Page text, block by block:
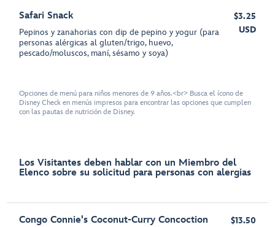
Safari Snack
Pepinos y zanahorias con dip de pepino y yogur (para
personas alérgicas al gluten/trigo, huevo,
pescado/moluscos, maní, sésamo y soya)
$3.25
USD
Opciones de menú para niños menores de 9 años.<br> Busca el ícono de
Disney Check en menús impresos para encontrar las opciones que cumplen
con las pautas de nutrición de Disney.
Los Visitantes deben hablar con un Miembro del
Elenco sobre su solicitud para personas con alergias
Congo Connie's Coconut-Curry Concoction
$13.50